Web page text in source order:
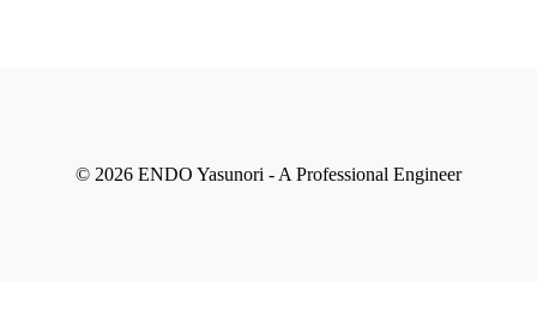
© 2026 ENDO Yasunori - A Professional Engineer